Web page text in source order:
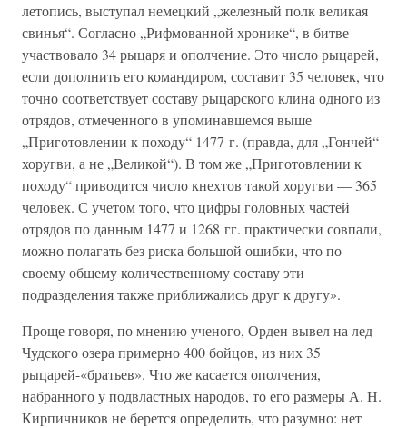
летопись, выступал немецкий „железный полк великая
свинья“. Согласно „Рифмованной хронике“, в битве
участвовало 34 рыцаря и ополчение. Это число рыцарей,
если дополнить его командиром, составит 35 человек, что
точно соответствует составу рыцарского клина одного из
отрядов, отмеченного в упоминавшемся выше
„Приготовлении к походу“ 1477 г. (правда, для „Гончей“
хоругви, а не „Великой“). В том же „Приготовлении к
походу“ приводится число кнехтов такой хоругви — 365
человек. С учетом того, что цифры головных частей
отрядов по данным 1477 и 1268 гг. практически совпали,
можно полагать без риска большой ошибки, что по
своему общему количественному составу эти
подразделения также приближались друг к другу».
Проще говоря, по мнению ученого, Орден вывел на лед
Чудского озера примерно 400 бойцов, из них 35
рыцарей-«братьев». Что же касается ополчения,
набранного у подвластных народов, то его размеры А. Н.
Кирпичников не берется определить, что разумно: нет